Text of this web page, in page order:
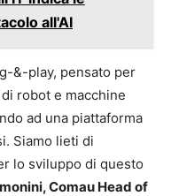
all'AI
&-play, pensato per
robot e macchine
ad una piattaforma
Siamo lieti di
lo sviluppo di questo
Comau Head of